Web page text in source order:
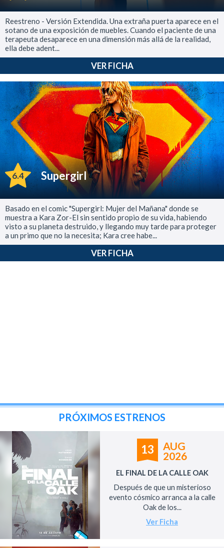
Reestreno - Versión Extendida. Una extraña puerta aparece en el
sotano de una exposición de muebles. Cuando el paciente de una
terapeuta desaparece en una dimensión más allá de la realidad,
ella debe adent...
VER FICHA
6.4 Supergirl
Basado en el comic "Supergirl: Mujer del Mañana" donde se
muestra a Kara Zor-El sin sentido propio de su vida, habiendo
visto a su planeta destruido, y llegando muy tarde para proteger
a un primo que no la necesita; Kara cree habe...
VER FICHA
PRÓXIMOS ESTRENOS
13
AUG
2026
EL FINAL DE LA CALLE OAK
Después de que un misterioso
evento cósmico arranca a la calle
Oak de los...
Ver Ficha